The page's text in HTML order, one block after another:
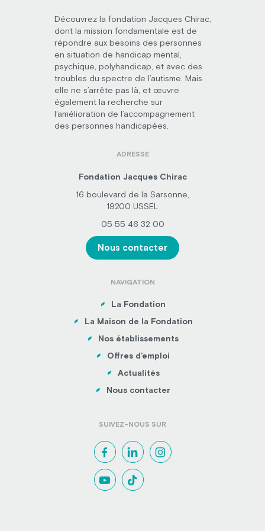
Découvrez la fondation Jacques Chirac,
dont la mission fondamentale est de
répondre aux besoins des personnes
en situation de handicap mental,
psychique, polyhandicap, et avec des
troubles du spectre de l’autisme. Mais
elle ne s’arrête pas là, et œuvre
également la recherche sur
l’amélioration de l’accompagnement
des personnes handicapées.
ADRESSE
Fondation Jacques Chirac
16 boulevard de la Sarsonne,
19200 USSEL
05 55 46 32 00
Nous contacter
NAVIGATION
La Fondation
La Maison de la Fondation
Nos établissements
Offres d’emploi
Actualités
Nous contacter
SUIVEZ-NOUS SUR